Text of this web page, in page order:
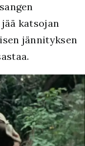
katsojan
jännityksen